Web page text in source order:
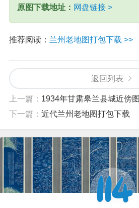
原图下载地址： 网盘链接 >
推荐阅读： 兰州老地图打包下载 >>
返回列表
上一篇： 1934年甘肃皋兰县城近傍图
下一篇： 近代兰州老地图打包下载